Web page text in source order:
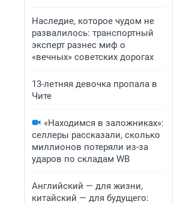
Наследие, которое чудом не
развалилось: транспортный
эксперт разнес миф о
«вечных» советских дорогах
13-летняя девочка пропала в
Чите
«Находимся в заложниках»:
селлеры рассказали, сколько
миллионов потеряли из-за
ударов по складам WB
Английский — для жизни,
китайский — для будущего: